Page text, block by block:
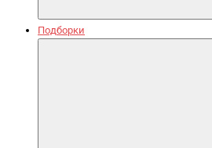
Подборки